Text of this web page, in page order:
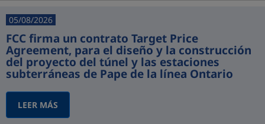
05/08/2026
FCC firma un contrato Target Price
Agreement, para el diseño y la construcción
del proyecto del túnel y las estaciones
subterráneas de Pape de la línea Ontario
LEER MÁS